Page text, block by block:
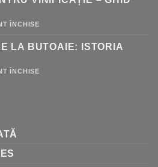
ÎNCHISE
VINIFICAȚIE
LA BUTOAIE: ISTORIA
ÎNCHISE